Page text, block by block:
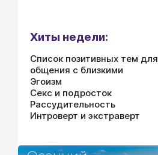
Хиты недели:
Список позитивных тем для
общения с близкими
Эгоизм
Секс и подросток
Рассудительность
Интроверт и экстраверт